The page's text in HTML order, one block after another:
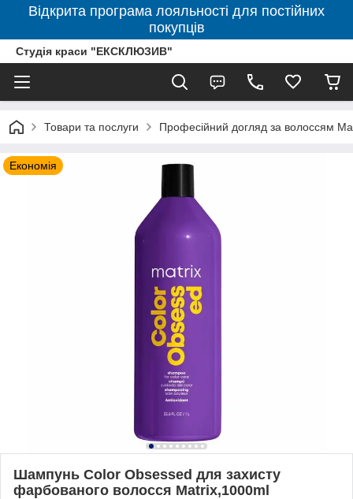
Відкрита програма лояльності для постійних
покупців
Студія краси "ЕКСКЛЮЗИВ"
Товари та послуги Професійний догляд за волоссям
Економія
Шампунь Color Obsessed для захисту
фарбованого волосся Matrix,1000ml